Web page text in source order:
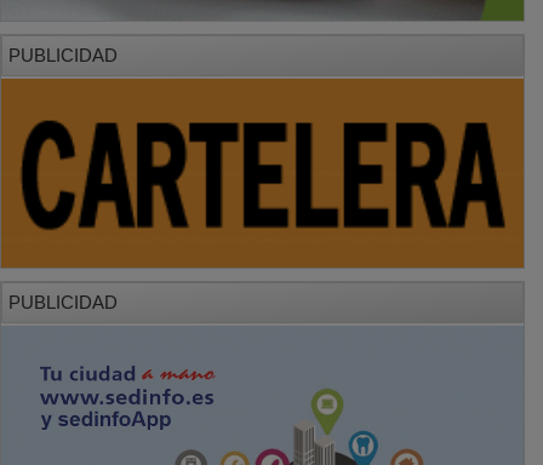
PUBLICIDAD
PUBLICIDAD